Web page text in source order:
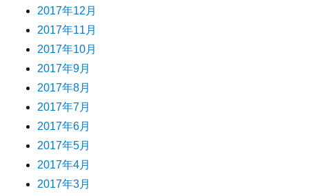
2017年12月
2017年11月
2017年10月
2017年9月
2017年8月
2017年7月
2017年6月
2017年5月
2017年4月
2017年3月